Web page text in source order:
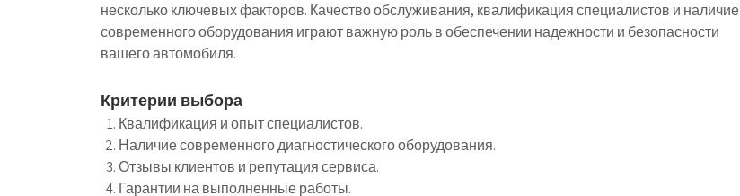
несколько ключевых факторов. Качество обслуживания, квалификация специалистов и наличие
современного оборудования играют важную роль в обеспечении надежности и безопасности
вашего автомобиля.
Критерии выбора
Квалификация и опыт специалистов.
Наличие современного диагностического оборудования.
Отзывы клиентов и репутация сервиса.
Гарантии на выполненные работы.